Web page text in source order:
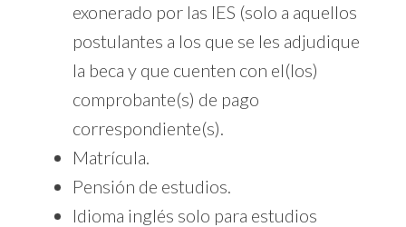
exonerado por las IES (solo a aquellos
postulantes a los que se les adjudique
la beca y que cuenten con el(los)
comprobante(s) de pago
correspondiente(s).
Matrícula.
Pensión de estudios.
Idioma inglés solo para estudios